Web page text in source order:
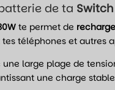
de ta
te permet de
téléphones et autres
large plage de
une charge